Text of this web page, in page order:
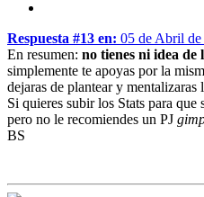
Respuesta #13 en: 05 de Abril
En resumen: no tienes ni idea
simplemente te apoyas por la
dejaras de plantear y mentalizaras
Si quieres subir los Stats para que
pero no le recomiendes un PJ
BS